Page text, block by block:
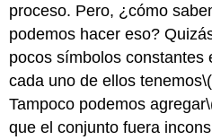
proceso. Pero, ¿cómo
podemos hacer eso?
pocos símbolos constantes
cada uno de ellos tenemos
Tampoco podemos agregar
que el conjunto fuera